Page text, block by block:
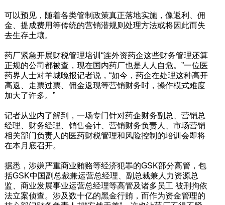
可以预见，随着各类管制政策真正落地实施，像返利、佣
金、提成费用等传统的营销潜规则处理方法或将因此而失
去生存土壤。
药厂紧急开展财税管理培训“连外资药企这些财务管理还算
正规的公司都被查，现在国内药厂也是人人自危。”一位医
药界人士对羊城晚报记者说，“如今，药企在处理这种高开
高返、走票过票、佣金返现等营销财务时，操作模式难度
加大了许多。”
记者从业内了解到，一场专门针对药企财务副总、营销总
经理、财务经理、销售会计、营销财务负责人、市场营销
相关部门负责人的医药财税管理和风险控制的培训会即将
在本月底召开。
据悉，涉嫌严重商业贿赂等经济犯罪的GSK部分高管，包
括GSK中国副总裁兼运营总经理、副总裁兼人力资源总
监、商业发展事业运营总经理等高管及诸多员工 被刑拘依
法立案侦查。涉及数十亿的黑金行贿，而作为资金管理的